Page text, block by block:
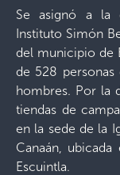
Se asignó a la
Instituto Simón
del municipio de
de 528
hombres. Por la
tiendas de
en la sede de la
Canaán,
Escuintla.